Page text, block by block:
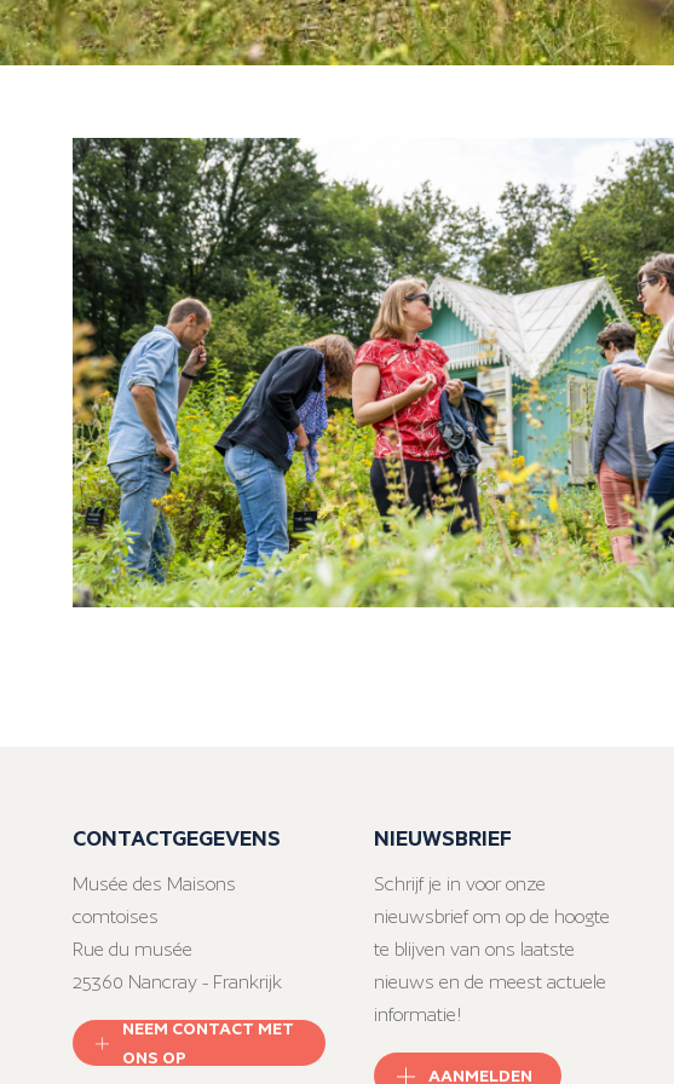
CONTACTGEGEVENS
Musée des Maisons
comtoises
Rue du musée
25360 Nancray - Frankrijk
NEEM CONTACT MET
ONS OP
NIEUWSBRIEF
Schrijf je in voor onze
nieuwsbrief om op de hoogte
te blijven van ons laatste
nieuws en de meest actuele
informatie!
AANMELDEN